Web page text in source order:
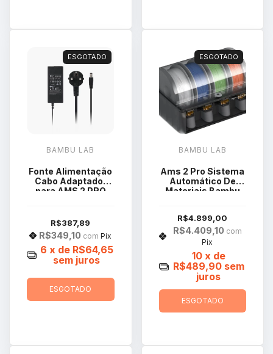
ESGOTADO
BAMBU LAB
Fonte Alimentação
Cabo Adaptador
para AMS 2 PRO
24096E-EU
R$387,89
R$349,10 com Pix
6 x de R$64,65
sem juros
ESGOTADO
ESGOTADO
BAMBU LAB
Ams 2 Pro Sistema
Automático De
Materiais Bambu
R$4.899,00
R$4.409,10 com
Pix
10 x de
R$489,90 sem
juros
ESGOTADO